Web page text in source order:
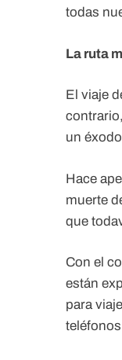
todas
La ruta
El viaje
un
Hace
muerte
que
Con el
están
para